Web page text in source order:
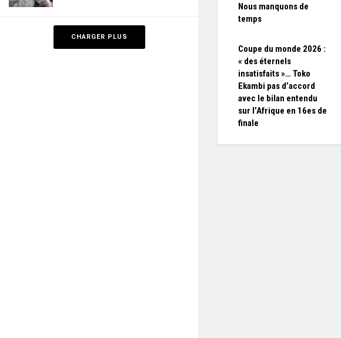
CHARGER PLUS
Nous manquons de
temps
Coupe du monde 2026 :
« des éternels
insatisfaits »… Toko
Ekambi pas d’accord
avec le bilan entendu
sur l’Afrique en 16es de
finale